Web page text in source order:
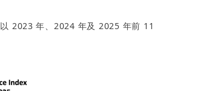
以 2023 年、2024 年及 2025 年前 11